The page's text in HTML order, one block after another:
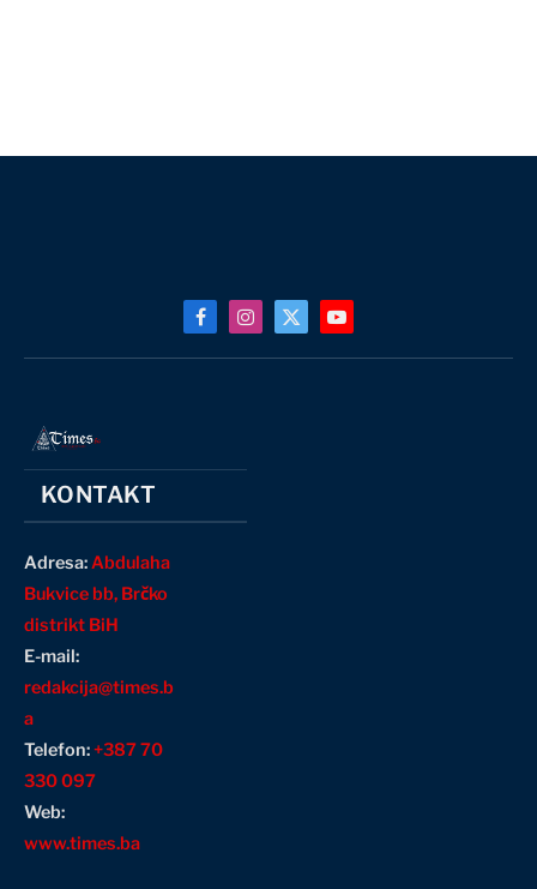
FacebookInstagram
X
(Twitter)
YouTube
KONTAKT
Adresa:Abdulaha
Bukvice bb, Brčko
distrikt BiH
E-mail:
redakcija@times.b
a
Telefon:+387 70
330 097
Web:
www.times.ba